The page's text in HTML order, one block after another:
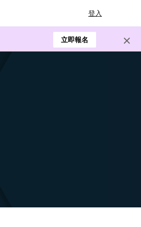
登入
立即報名